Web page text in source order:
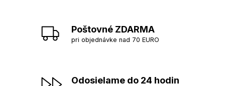
Poštovné ZDARMA
pri objednávke nad 70 EURO
Odosielame do 24 hodin